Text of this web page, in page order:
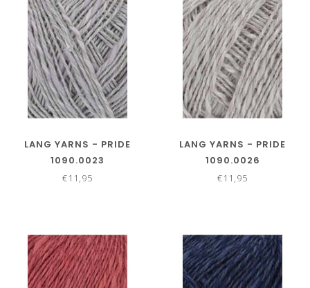
LANG YARNS - PRIDE
1090.0023
€11,95
LANG YARNS - PRIDE
1090.0026
€11,95